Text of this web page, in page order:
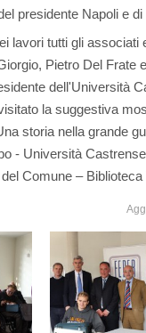
presidente Napoli e
lavori tutti gli associati
Pietro Del Frate
dell'Università
la suggestiva
storia nella grande
- Università
Comune – Biblioteca